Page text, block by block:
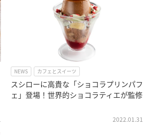
NEWS カフェとスイーツ
スシローに高貴な「ショコラプリンパフ
ェ」登場！世界的ショコラティエが監修
2022.01.31